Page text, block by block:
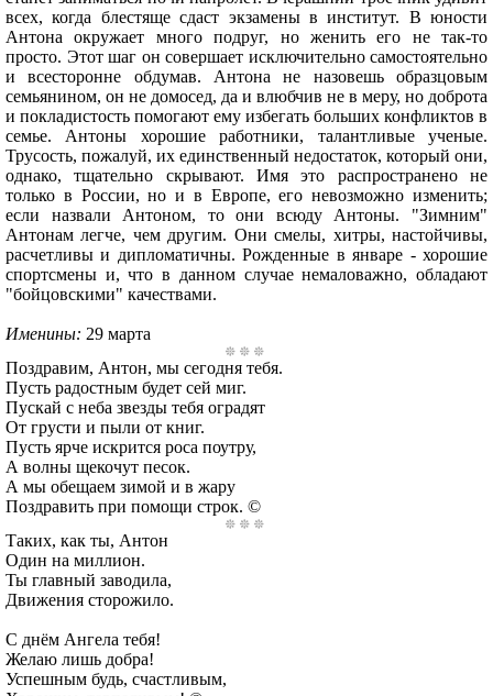
всех, когда блестяще сдаст экзамены в институт. В юности
Антона окружает много подруг, но женить его не так-то
просто. Этот шаг он совершает исключительно самостоятельно
и всесторонне обдумав. Антона не назовешь образцовым
семьянином, он не домосед, да и влюбчив не в меру, но доброта
и покладистость помогают ему избегать больших конфликтов в
семье. Антоны хорошие работники, талантливые ученые.
Трусость, пожалуй, их единственный недостаток, который они,
однако, тщательно скрывают. Имя это распространено не
только в России, но и в Европе, его невозможно изменить;
если назвали Антоном, то они всюду Антоны. "Зимним"
Антонам легче, чем другим. Они смелы, хитры, настойчивы,
расчетливы и дипломатичны. Рожденные в январе - хорошие
спортсмены и, что в данном случае немаловажно, обладают
"бойцовскими" качествами.
Именины: 29 марта
Поздравим, Антон, мы сегодня тебя.
Пусть радостным будет сей миг.
Пускай с неба звезды тебя оградят
От грусти и пыли от книг.
Пусть ярче искрится роса поутру,
А волны щекочут песок.
А мы обещаем зимой и в жару
Поздравить при помощи строк. ©
Таких, как ты, Антон
Один на миллион.
Ты главный заводила,
Движения сторожило.
С днём Ангела тебя!
Желаю лишь добра!
Успешным будь, счастливым,